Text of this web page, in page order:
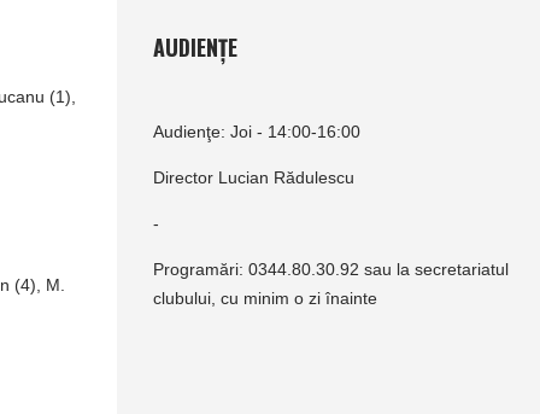
(1),
(4), M.
AUDIENȚE
Audienţe: Joi - 14:00-16:00
Director Lucian Rădulescu
-
Programări: 0344.80.30.92 sau la secretariatul
clubului, cu minim o zi înainte